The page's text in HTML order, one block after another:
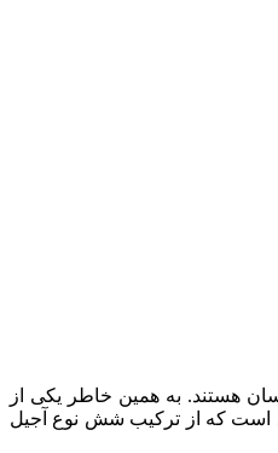
هستند. به همین خاطر یکی از
است که از ترکیب شش نوع آجیل